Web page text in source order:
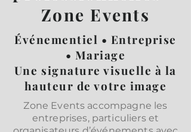
Zone Events
Événementiel • Entreprise
• Mariage
Une signature visuelle à la
hauteur de votre image
Zone Events accompagne les
entreprises, particuliers et